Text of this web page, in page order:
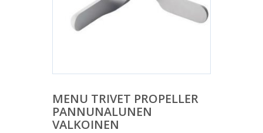
MENU TRIVET PROPELLER
PANNUNALUNEN
VALKOINEN